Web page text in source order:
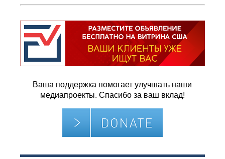
Ваша поддержка помогает улучшать наши
медиапроекты. Спасибо за ваш вклад!